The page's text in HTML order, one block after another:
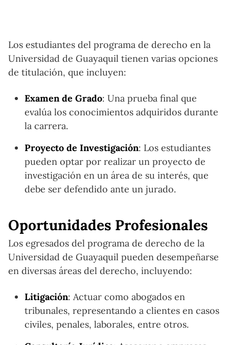
Los estudiantes del programa de derecho en la
Universidad de Guayaquil tienen varias opciones
de titulación, que incluyen:
Examen de Grado: Una prueba final que
evalúa los conocimientos adquiridos durante
la carrera.
Proyecto de Investigación: Los estudiantes
pueden optar por realizar un proyecto de
investigación en un área de su interés, que
debe ser defendido ante un jurado.
Oportunidades Profesionales
Los egresados del programa de derecho de la
Universidad de Guayaquil pueden desempeñarse
en diversas áreas del derecho, incluyendo:
Litigación: Actuar como abogados en
tribunales, representando a clientes en casos
civiles, penales, laborales, entre otros.